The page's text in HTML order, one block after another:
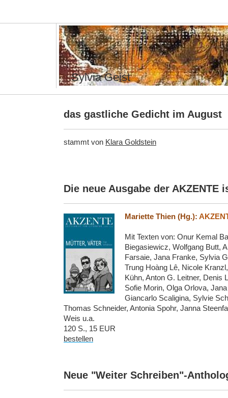
Sylvia Geist
das gastliche Gedicht im August
stammt von Klara Goldstein
Die neue Ausgabe der AKZENTE
Mariette Thien (Hg.):
Mit Texten von: Onur Kemal
Biegasiewicz, Wolfgang Butt,
Farsaie, Jana Franke, Sylvia
Trung Hoàng Lê, Nicole
Kühn, Anton G. Leitner, Denis
Sofie Morin, Olga Orlova,
Giancarlo Scaligina, Sylvie
Thomas Schneider, Antonia Spohr, Janna
Weis u.a.
120 S., 15 EUR
bestellen
Neue "Weiter Schreiben"-